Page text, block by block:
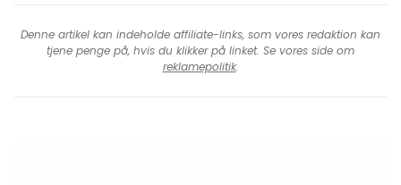
Denne artikel kan indeholde affiliate-links, som vores redaktion kan
tjene penge på, hvis du klikker på linket. Se vores side om
reklamepolitik.